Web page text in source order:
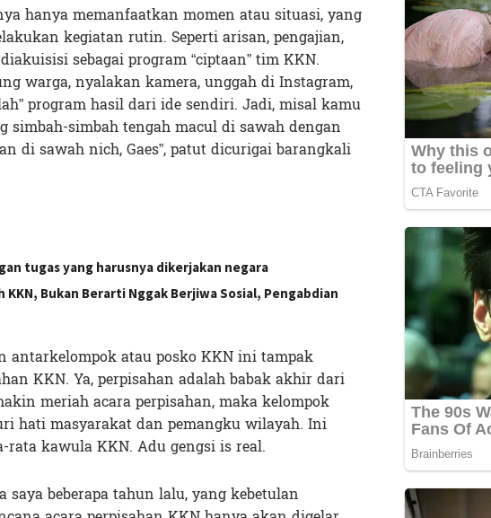
hanya memanfaatkan momen atau situasi, yang
kegiatan rutin. Seperti arisan, pengajian,
sebagai program “ciptaan” tim KKN.
warga, nyalakan kamera, unggah di Instagram,
program hasil dari ide sendiri. Jadi, misal kamu
simbah-simbah tengah macul di sawah dengan
di sawah nich, Gaes”, patut dicurigai barangkali
tugas yang harusnya dikerjakan negara
Bukan Berarti Nggak Berjiwa Sosial, Pengabdian
antarkelompok atau posko KKN ini tampak
KKN. Ya, perpisahan adalah babak akhir dari
meriah acara perpisahan, maka kelompok
hati masyarakat dan pemangku wilayah. Ini
kawula KKN. Adu gengsi is real.
beberapa tahun lalu, yang kebetulan